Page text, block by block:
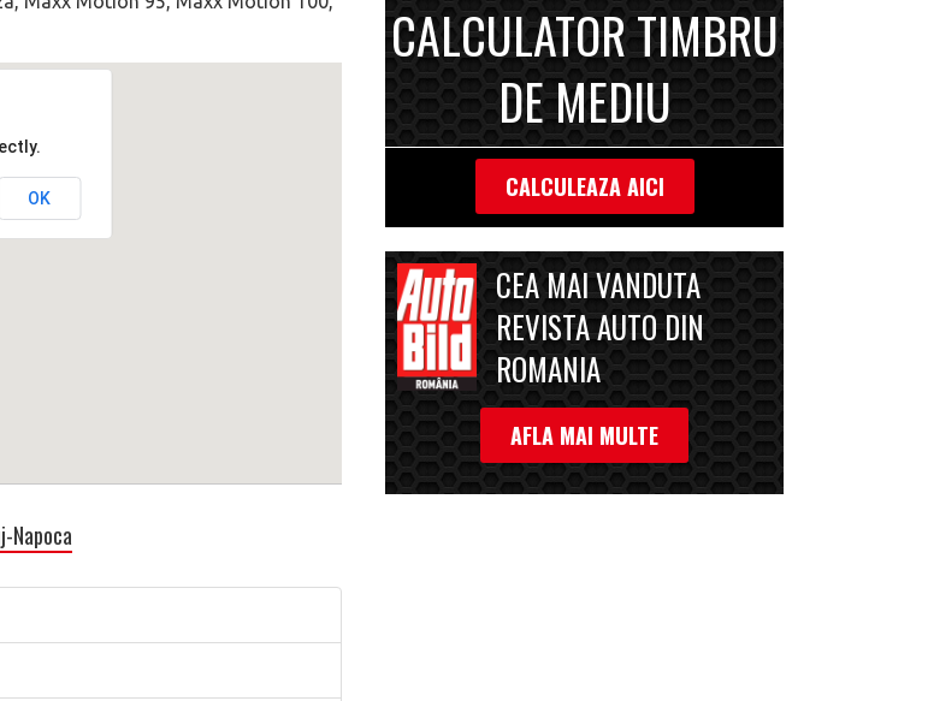
OK
Napoca
CALCULATOR TIMBRU
DE MEDIU
CALCULEAZA AICI
CEA MAI VANDUTA
REVISTA AUTO DIN
ROMANIA
AFLA MAI MULTE